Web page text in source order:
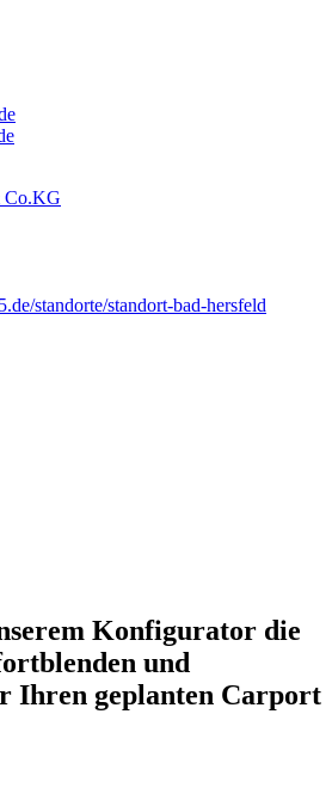
Co.KG
standorte/standort-bad-hersfeld
Konfigurator die
und
Ihren geplanten Carport